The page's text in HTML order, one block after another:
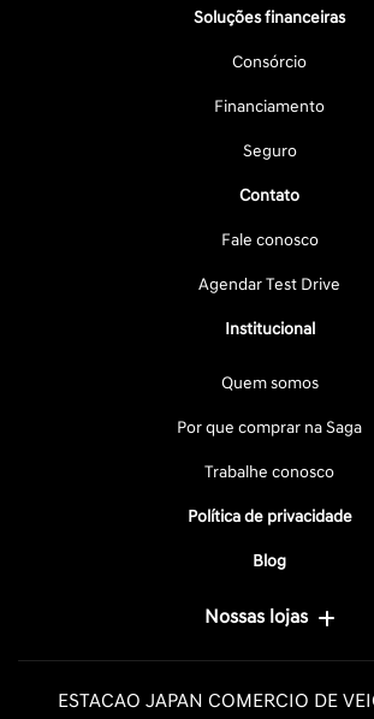
Soluções financeiras
Consórcio
Financiamento
Seguro
Contato
Fale conosco
Agendar Test Drive
Institucional
Quem somos
Por que comprar na Saga
Trabalhe conosco
Política de privacidade
Blog
Nossas lojas
ESTACAO JAPAN COMERCIO DE